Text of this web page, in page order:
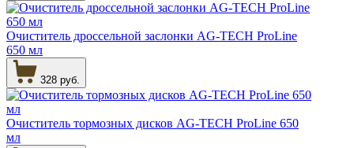
Очиститель дроссельной заслонки AG-TECH ProLine
650 мл
328 руб.
Очиститель тормозных дисков AG-TECH ProLine 650
мл